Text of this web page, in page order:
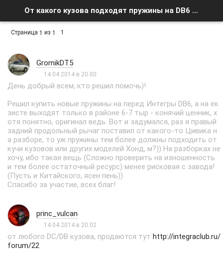
От какого кузова подходят пружины на DB6 ? - Список форумов
Страница 1 из 1 1
GromikDT5
14.04.2014 в 20:00
День добрый всем, кто решил помочь)!
Решил купить новые пружины на перед Интегры DB6, а на ек
зисте выходят только в районе 6-7 тыр - конячий ценник, х
отя понятно, оригинал ведь. Вот и задумался, раз я правый
задний продольный рычаг поставил от какого-то Цивика н
а разборе, то уж пружины тем более должны подходить от
кучи кузовов или других моделей Хонд, м?)) На разборках не
хочу, ибо такая вещь (Сложно проверить на изношенность
и тем более остаточный ресурс) менее рисковая с завода!
(Пусть и Китайского, ясен пень))
Спасибо за участие, всех благ!
princ_vulcan
14.04.2014 в 20:02
от любого DC/DB кузова, продаются тут http://integraclub.ru/
forum/22